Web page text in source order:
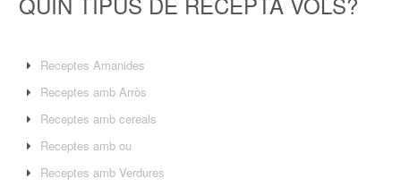
Receptes Amanides
Receptes amb Arròs
Receptes amb cereals
Receptes amb ou
Receptes amb Verdures